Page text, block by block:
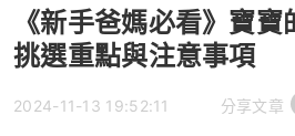
《新手爸媽必看》寶寶
挑選重點與注意事項
2024-11-13 19:52:11 分享文章